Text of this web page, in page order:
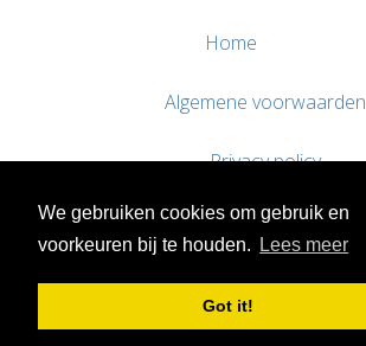
We gebruiken cookies om gebruik en
voorkeuren bij te houden.
Lees meer
Got it!
Home
Algemene voorwaarden
Privacy policy
Contact / Support